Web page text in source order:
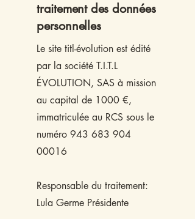
traitement des données
personnelles
Le site titl-évolution est édité
par la société T.I.T.L
ÉVOLUTION, SAS à mission
au capital de 1000 €,
immatriculée au RCS sous le
numéro 943 683 904
00016
Responsable du traitement:
Lula Germe Présidente